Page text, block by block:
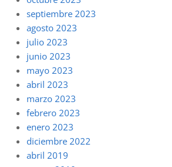
septiembre 2023
agosto 2023
julio 2023
junio 2023
mayo 2023
abril 2023
marzo 2023
febrero 2023
enero 2023
diciembre 2022
abril 2019